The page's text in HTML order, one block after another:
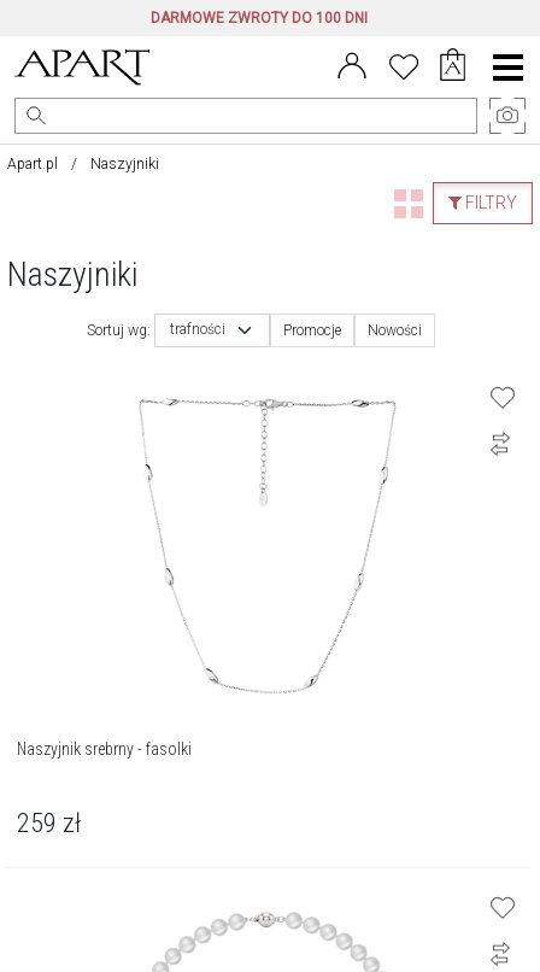
DARMOWE ZWROTY DO 100 DNI
Menu
główne
Apart.pl Naszyjniki
FILTRY
Naszyjniki
Sortuj wg: trafności Promocje Nowości
Naszyjnik srebrny - fasolki
259 zł